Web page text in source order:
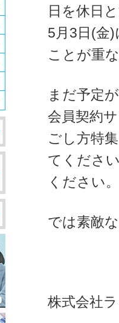
日を休日
5月3日(金
ことが重
まだ予定
会員契約
ごし方特
てくださ
ください。
では素敵
株式会社